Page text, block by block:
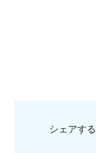
シェアする